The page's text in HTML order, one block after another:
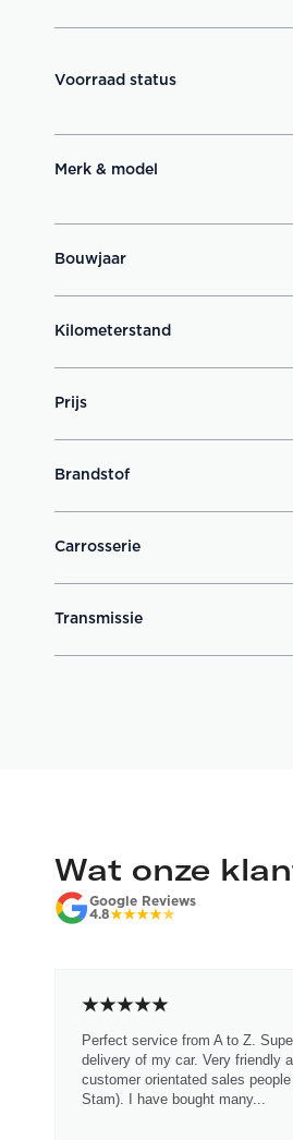
Voorraad status
Merk & model
Bouwjaar
Kilometerstand
Prijs
Brandstof
Carrosserie
Transmissie
Wat onze
Google Reviews
4.8
Perfect service from A to Z.
delivery of my car. Very friendly
customer orientated sales
Stam). I have bought many...